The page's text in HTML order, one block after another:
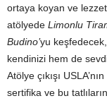
ortaya koyan ve
atölyede Limonlu
Budino’yu
kendinizi hem de
Atölye çıkışı
sertifika ve bu